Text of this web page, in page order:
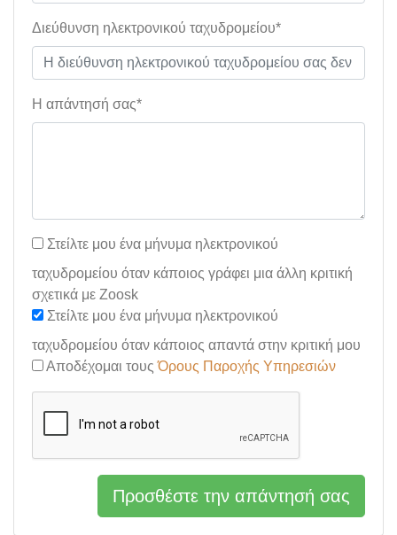
Διεύθυνση ηλεκτρονικού ταχυδρομείου*
Η απάντησή σας*
Στείλτε μου ένα μήνυμα ηλεκτρονικού
ταχυδρομείου όταν κάποιος γράφει μια άλλη κριτική
σχετικά με Zoosk
Στείλτε μου ένα μήνυμα ηλεκτρονικού
ταχυδρομείου όταν κάποιος απαντά στην κριτική μου
Αποδέχομαι τουςΌρους Παροχής Υπηρεσιών
Προσθέστε την απάντησή σας